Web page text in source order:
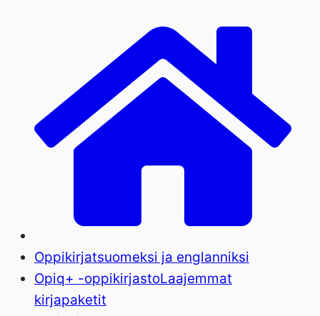
Oppikirjatsuomeksi ja englanniksi
Opiq+ -oppikirjastoLaajemmat
kirjapaketit